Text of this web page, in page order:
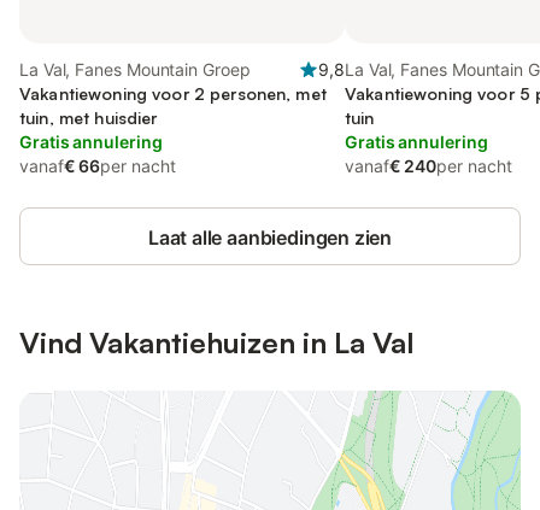
La Val, Fanes Mountain Groep
9,8
Vakantiewoning voor 2 personen, met
tuin, met huisdier
Gratis annulering
vanaf€ 66per nacht
La Val, Fanes Mountain
Vakantiewoning voor 5
tuin
Gratis annulering
vanaf€ 240per nacht
Laat alle aanbiedingen zien
Vind Vakantiehuizen in La Val